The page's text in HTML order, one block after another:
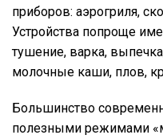
приборов: аэрогриля,
Устройства попроще
тушение, варка,
молочные каши, плов,
Большинство
полезными режимами